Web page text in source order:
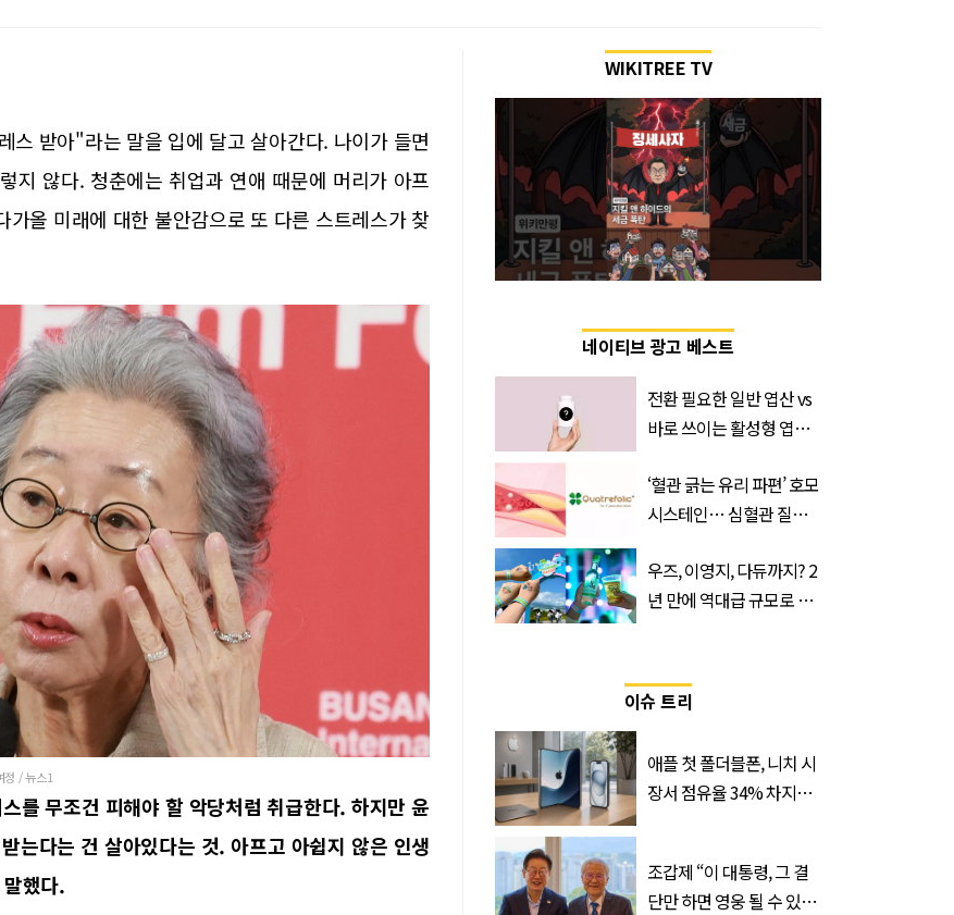
스 받아"라는 말을 입에 달고 살아간다. 나이가 들면
지 않다. 청춘에는 취업과 연애 때문에 머리가 아프
올 미래에 대한 불안감으로 또 다른 스트레스가 찾
정 / 뉴스1
를 무조건 피해야 할 악당처럼 취급한다. 하지만 윤
는다는 건 살아있다는 것. 아프고 아쉽지 않은 인생
했다.
WIKITREE TV
네이티브 광고 베스트
전환 필요한 일반 엽산 vs
바로 쓰이는 활성형 엽
‘Quatrefolic®’ 주목
‘혈관 긁는 유리 파편’ 호모
시스테인… 심혈관 질환
우즈, 이영지, 다듀까지? 2
년 만에 역대급 규모로 돌
이슈 트리
애플 첫 폴더블폰, 니치 시
장서 점유율 34% 차지할
조갑제 “이 대통령, 그 결
단만 하면 영웅 될 수 있